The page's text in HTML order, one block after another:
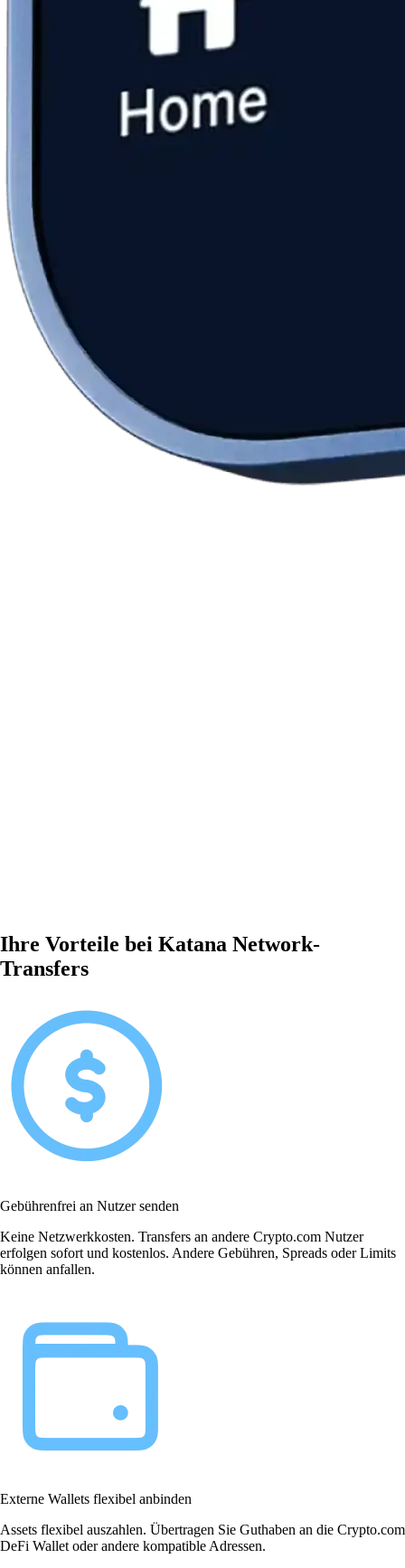
Ihre Vorteile bei Katana Network-
Transfers
Gebührenfrei an Nutzer senden
Keine Netzwerkkosten. Transfers an andere Crypto.com Nutzer
erfolgen sofort und kostenlos. Andere Gebühren, Spreads oder Limits
können anfallen.
Externe Wallets flexibel anbinden
Assets flexibel auszahlen. Übertragen Sie Guthaben an die Crypto.com
DeFi Wallet oder andere kompatible Adressen.